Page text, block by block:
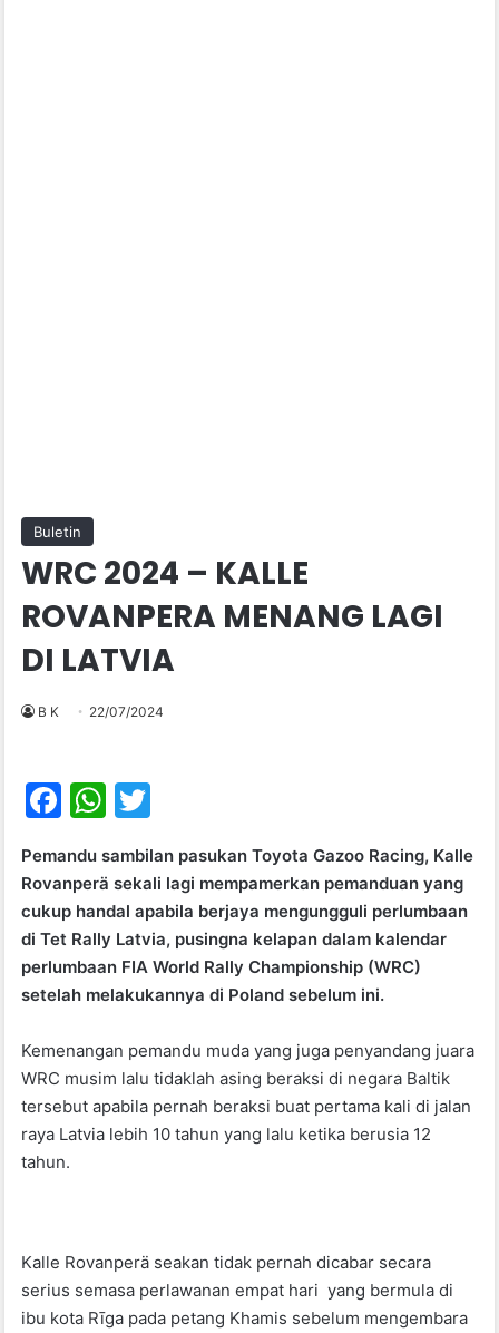
Buletin
WRC 2024 – KALLE
ROVANPERA MENANG LAGI
DI LATVIA
B K 22/07/2024
F
c
e
b
o
o
k
W
at
s
A
p
p
itt
er
Pemandu sambilan pasukan Toyota Gazoo Racing, Kalle
Rovanperä sekali lagi mempamerkan pemanduan yang
cukup handal apabila berjaya mengungguli perlumbaan
di Tet Rally Latvia, pusingna kelapan dalam kalendar
perlumbaan FIA World Rally Championship (WRC)
setelah melakukannya di Poland sebelum ini.
Kemenangan pemandu muda yang juga penyandang juara
WRC musim lalu tidaklah asing beraksi di negara Baltik
tersebut apabila pernah beraksi buat pertama kali di jalan
raya Latvia lebih 10 tahun yang lalu ketika berusia 12
tahun.
Kalle Rovanperä seakan tidak pernah dicabar secara
serius semasa perlawanan empat hari yang bermula di
ibu kota Rīga pada petang Khamis sebelum mengembara